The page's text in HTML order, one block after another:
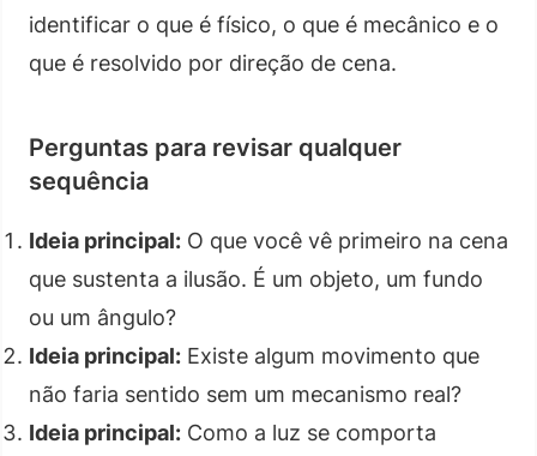
identificar o que é físico, o que é mecânico e o
que é resolvido por direção de cena.
Perguntas para revisar qualquer
sequência
Ideia principal: O que você vê primeiro na cena
que sustenta a ilusão. É um objeto, um fundo
ou um ângulo?
Ideia principal: Existe algum movimento que
não faria sentido sem um mecanismo real?
Ideia principal: Como a luz se comporta